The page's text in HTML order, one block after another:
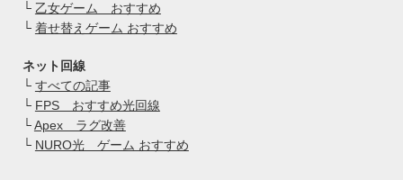
└ 乙女ゲーム おすすめ
└ 着せ替えゲーム おすすめ
ネット回線
└ すべての記事
└ FPS おすすめ光回線
└Apex ラグ改善
└ NURO光 ゲーム おすすめ